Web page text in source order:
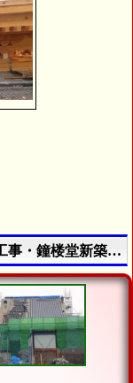
【お東愛西市西光寺旧鐘楼堂解体工事・鐘楼堂新築工事 - 令和７年６月 - | 寺院・お寺の建築工事履歴写真】の説明終了